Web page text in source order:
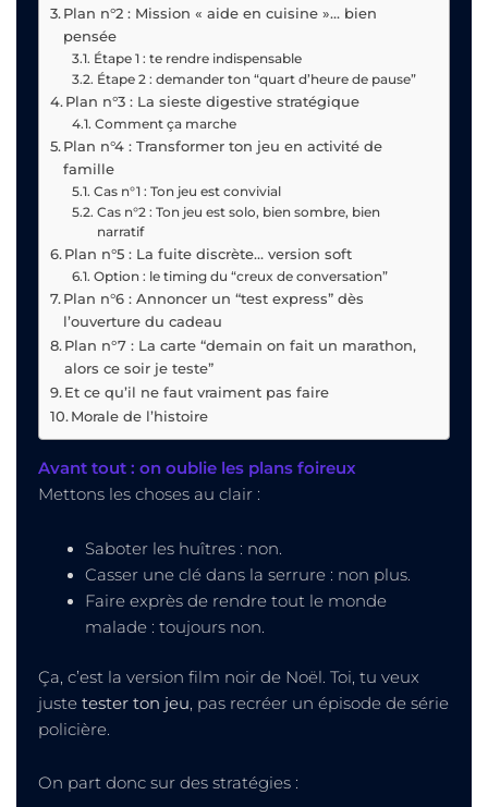
Plan n°2 : Mission « aide en cuisine »… bien
pensée
Étape 1 : te rendre indispensable
Étape 2 : demander ton “quart d’heure de pause”
Plan n°3 : La sieste digestive stratégique
Comment ça marche
Plan n°4 : Transformer ton jeu en activité de
famille
Cas n°1 : Ton jeu est convivial
Cas n°2 : Ton jeu est solo, bien sombre, bien
narratif
Plan n°5 : La fuite discrète… version soft
Option : le timing du “creux de conversation”
Plan n°6 : Annoncer un “test express” dès
l’ouverture du cadeau
Plan n°7 : La carte “demain on fait un marathon,
alors ce soir je teste”
Et ce qu’il ne faut vraiment pas faire
Morale de l’histoire
Avant tout : on oublie les plans foireux
Mettons les choses au clair :
Saboter les huîtres : non.
Casser une clé dans la serrure : non plus.
Faire exprès de rendre tout le monde
malade : toujours non.
Ça, c’est la version film noir de Noël. Toi, tu veux
juste tester ton jeu, pas recréer un épisode de série
policière.
On part donc sur des stratégies :